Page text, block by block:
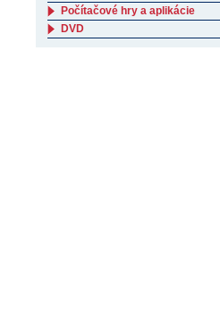
Počítačové hry a aplikácie
DVD